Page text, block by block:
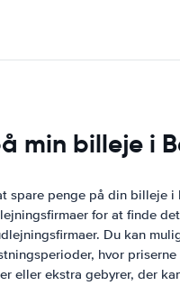
min billeje i
penge på din billeje
for at finde
Du kan
hvor
eller ekstra gebyrer, der